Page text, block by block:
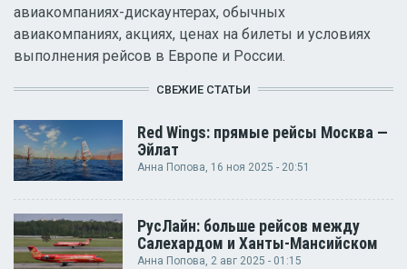
авиакомпаниях-дискаунтерах, обычных
авиакомпаниях, акциях, ценах на билеты и условиях
выполнения рейсов в Европе и России.
СВЕЖИЕ СТАТЬИ
Red Wings: прямые рейсы Москва —
Эйлат
Анна Попова , 16 ноя 2025 - 20:51
РусЛайн: больше рейсов между
Салехардом и Ханты-Мансийском
Анна Попова, 2 авг 2025 - 01:15